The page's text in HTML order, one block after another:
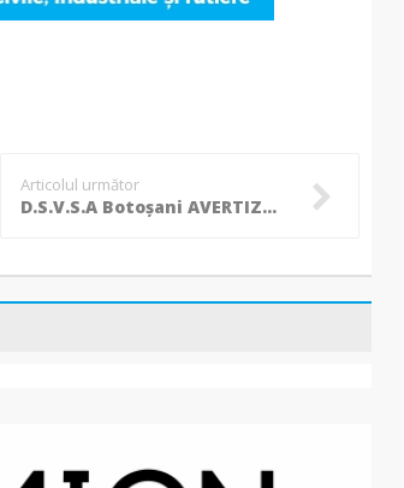
Articolul următor
D.S.V.S.A Botoșani AVERTIZEAZĂ toți deținătorii și crescătorii de animale: Ce trebuie să facă toți stăpânii de animale!